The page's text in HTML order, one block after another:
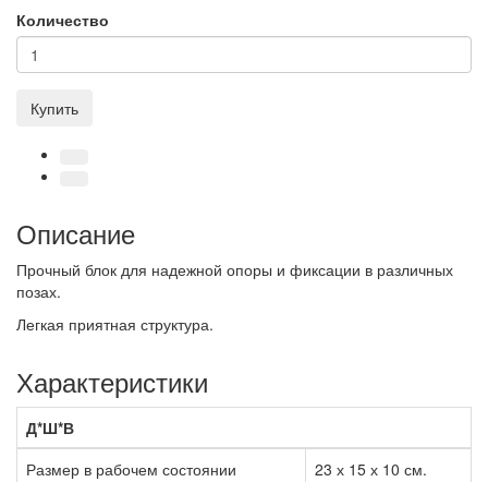
Количество
Купить
Описание
Прочный блок для надежной опоры и фиксации в различных
позах.
Легкая приятная структура.
Характеристики
Д*Ш*В
Размер в рабочем состоянии
23 х 15 х 10 см.